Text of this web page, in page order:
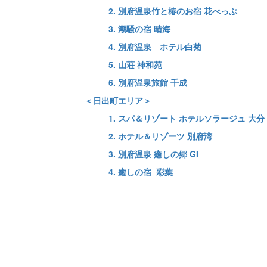
2. 別府温泉竹と椿のお宿 花べっぷ
3. 潮騒の宿 晴海
4. 別府温泉 ホテル白菊
5. 山荘 神和苑
6. 別府温泉旅館 千成
＜日出町エリア＞
1. スパ＆リゾート ホテルソラージュ 大
2. ホテル＆リゾーツ 別府湾
3. 別府温泉 癒しの郷 GI
4. 癒しの宿 彩葉